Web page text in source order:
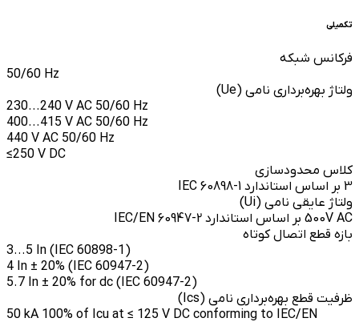
تکمیلی
فرکانس شبکه
50/60 Hz
ولتاژ بهره‌برداری نامی (Ue)
230...240 V AC 50/60 Hz
400...415 V AC 50/60 Hz
440 V AC 50/60 Hz
≤250 V DC
کلاس محدودسازی
3 بر اساس استاندارد IEC 60898-1
ولتاژ عایقی نامی (Ui)
500V AC بر اساس استاندارد IEC/EN 60947-2
بازه قطع اتصال کوتاه
3...5 In (IEC 60898-1)
4 In ± 20% (IEC 60947-2)
5.7 In ± 20% for dc (IEC 60947-2)
ظرفیت قطع بهره‌برداری نامی (Ics)
50 kA 100% of Icu at ≤ 125 V DC conforming to IEC/EN